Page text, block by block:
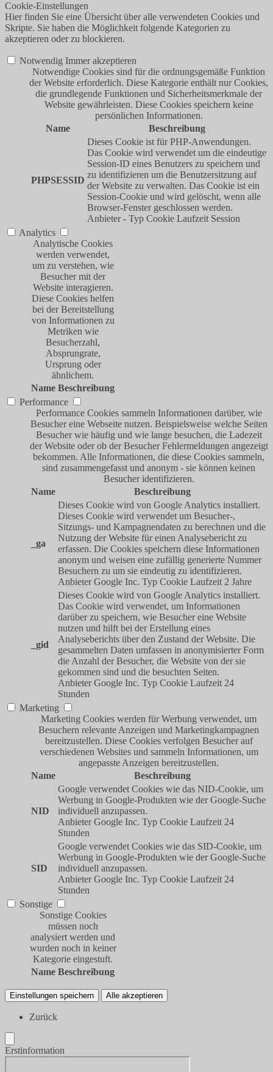
Cookie-Einstellungen
Hier finden Sie eine Übersicht über alle verwendeten Cookies und
Skripte. Sie haben die Möglichkeit folgende Kategorien zu
akzeptieren oder zu blockieren.
Notwendig Immer akzeptieren
Notwendige Cookies sind für die ordnungsgemäße Funktion
der Website erforderlich. Diese Kategorie enthält nur Cookies,
die grundlegende Funktionen und Sicherheitsmerkmale der
Website gewährleisten. Diese Cookies speichern keine
persönlichen Informationen.
Name
Beschreibung
PHPSESSID
Dieses Cookie ist für PHP-Anwendungen.
Das Cookie wird verwendet um die eindeutige
Session-ID eines Benutzers zu speichern und
zu identifizieren um die Benutzersitzung auf
der Website zu verwalten. Das Cookie ist ein
Session-Cookie und wird gelöscht, wenn alle
Browser-Fenster geschlossen werden.
Anbieter - Typ Cookie Laufzeit Session
Analytics
Analytische Cookies
werden verwendet,
um zu verstehen, wie
Besucher mit der
Website interagieren.
Diese Cookies helfen
bei der Bereitstellung
von Informationen zu
Metriken wie
Besucherzahl,
Absprungrate,
Ursprung oder
ähnlichem.
Name Beschreibung
Performance
Performance Cookies sammeln Informationen darüber, wie
Besucher eine Webseite nutzen. Beispielsweise welche Seiten
Besucher wie häufig und wie lange besuchen, die Ladezeit
der Website oder ob der Besucher Fehlermeldungen angezeigt
bekommen. Alle Informationen, die diese Cookies sammeln,
sind zusammengefasst und anonym - sie können keinen
Besucher identifizieren.
Name
Beschreibung
_ga
Dieses Cookie wird von Google Analytics installiert.
Dieses Cookie wird verwendet um Besucher-,
Sitzungs- und Kampagnendaten zu berechnen und die
Nutzung der Website für einen Analysebericht zu
erfassen. Die Cookies speichern diese Informationen
anonym und weisen eine zufällig generierte Nummer
Besuchern zu um sie eindeutig zu identifizieren.
Anbieter Google Inc. Typ Cookie Laufzeit 2 Jahre
_gid
Dieses Cookie wird von Google Analytics installiert.
Das Cookie wird verwendet, um Informationen
darüber zu speichern, wie Besucher eine Website
nutzen und hilft bei der Erstellung eines
Analyseberichts über den Zustand der Website. Die
gesammelten Daten umfassen in anonymisierter Form
die Anzahl der Besucher, die Website von der sie
gekommen sind und die besuchten Seiten.
Anbieter Google Inc. Typ Cookie Laufzeit 24
Stunden
Marketing
Marketing Cookies werden für Werbung verwendet, um
Besuchern relevante Anzeigen und Marketingkampagnen
bereitzustellen. Diese Cookies verfolgen Besucher auf
verschiedenen Websites und sammeln Informationen, um
angepasste Anzeigen bereitzustellen.
Name
Beschreibung
NID
Google verwendet Cookies wie das NID-Cookie, um
Werbung in Google-Produkten wie der Google-Suche
individuell anzupassen.
Anbieter Google Inc. Typ Cookie Laufzeit 24
Stunden
SID
Google verwendet Cookies wie das SID-Cookie, um
Werbung in Google-Produkten wie der Google-Suche
individuell anzupassen.
Anbieter Google Inc. Typ Cookie Laufzeit 24
Stunden
Sonstige
Sonstige Cookies
müssen noch
analysiert werden und
wurden noch in keiner
Kategorie eingestuft.
Name Beschreibung
Einstellungen speichern Alle akzeptieren
Zurück
Erstinformation